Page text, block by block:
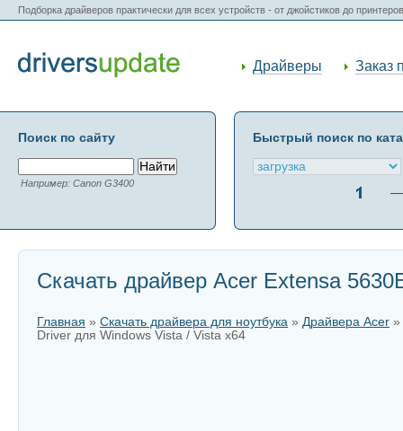
Подборка драйверов практически для всех устройств - от джойстиков до
Драйверы Заказ
Поиск по сайту
Например: Canon G3400
Быстрый поиск по
Скачать драйвер Acer Extensa
Главная » Скачать драйвера для ноутбука » Драйвера Acer »
Driver для Windows Vista / Vista x64